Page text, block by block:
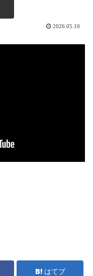
2026.05.10
はてブ